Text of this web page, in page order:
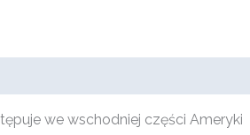
we wschodniej części Ameryki